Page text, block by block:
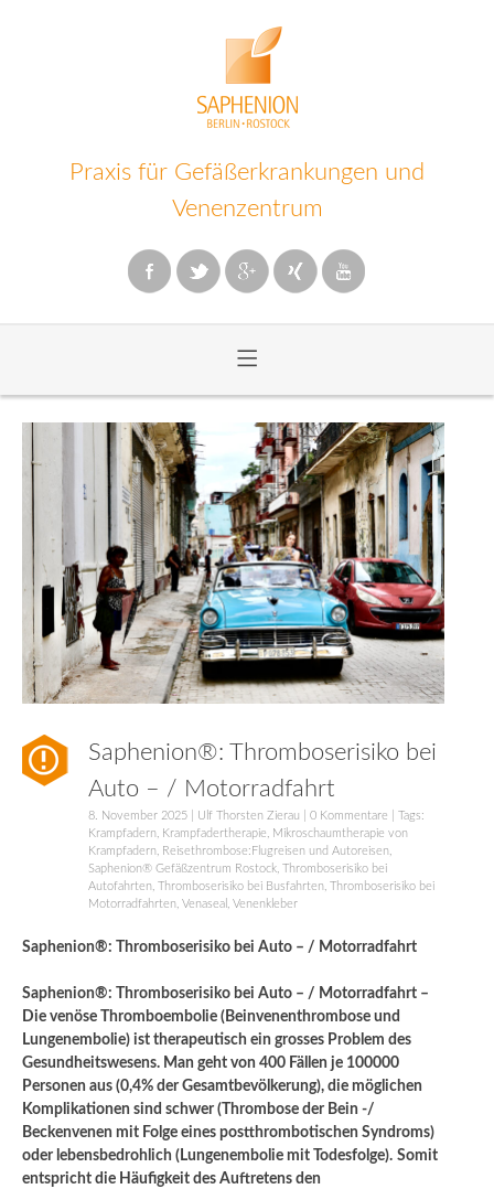
Praxis für Gefäßerkrankungen und
Venenzentrum
≡
wechseln
Saphenion®: Thromboserisiko bei
Auto – / Motorradfahrt
8. November 2025 Ulf Thorsten Zierau 0 Kommentare | Tags:
Krampfadern, Krampfadertherapie, Mikroschaumtherapie von
Krampfadern, Reisethrombose:Flugreisen und Autoreisen,
Saphenion® Gefäßzentrum Rostock, Thromboserisiko bei
Autofahrten, Thromboserisiko bei Busfahrten, Thromboserisiko bei
Motorradfahrten, Venaseal , Venenkleber
Saphenion®: Thromboserisiko bei Auto – / Motorradfahrt
Saphenion®: Thromboserisiko bei Auto – / Motorradfahrt –
Die venöse Thromboembolie (Beinvenenthrombose und
Lungenembolie) ist therapeutisch ein grosses Problem des
Gesundheitswesens. Man geht von 400 Fällen je 100000
Personen aus (0,4% der Gesamtbevölkerung), die möglichen
Komplikationen sind schwer (Thrombose der Bein -/
Beckenvenen mit Folge eines postthrombotischen Syndroms)
oder lebensbedrohlich (Lungenembolie mit Todesfolge). Somit
entspricht die Häufigkeit des Auftretens den